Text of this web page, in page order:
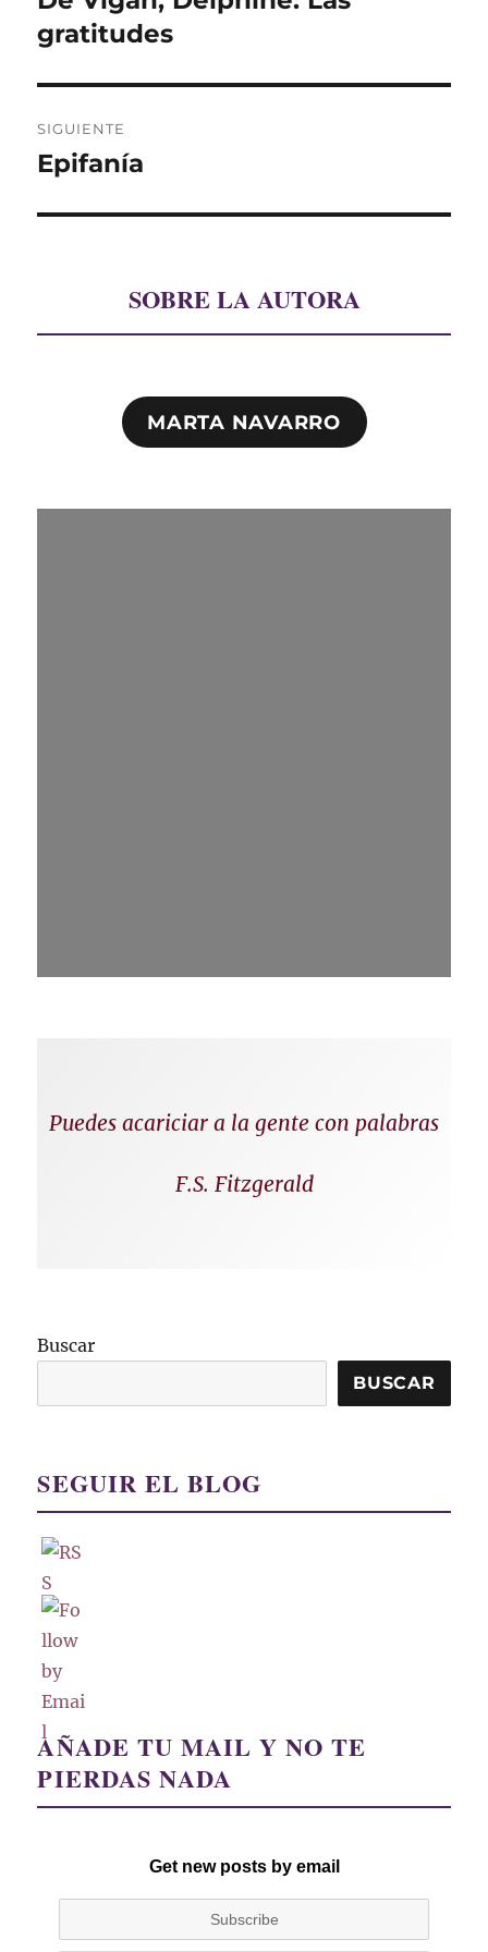
entradas
anterior:
gratitudes
SIGUIENTE
Entrada
Epifanía
SOBRE LA AUTORA
MARTA NAVARRO
Puedes acariciar a la gente con palabras
F.S. Fitzgerald
Buscar
BUSCAR
SEGUIR EL BLOG
AÑADE TU MAIL Y NO TE
PIERDAS NADA
Get new posts by email